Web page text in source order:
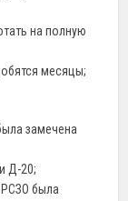
на полную
месяцы;
замечена
Д-20;
РСЗО была